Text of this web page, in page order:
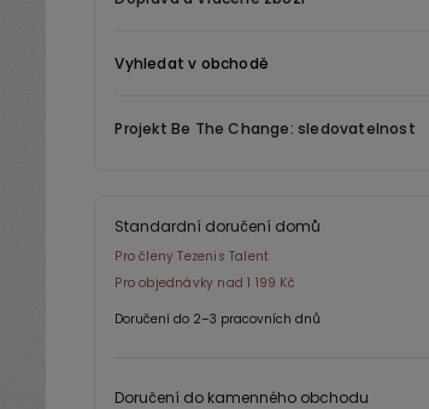
Vyhledat v obchodě
Projekt Be The Change: sledovatelnost
Standardní doručení domů
Pro členy Tezenis Talent
Pro objednávky nad 1 199 Kč
Doručení do 2–3 pracovních dnů
Doručení do kamenného obchodu